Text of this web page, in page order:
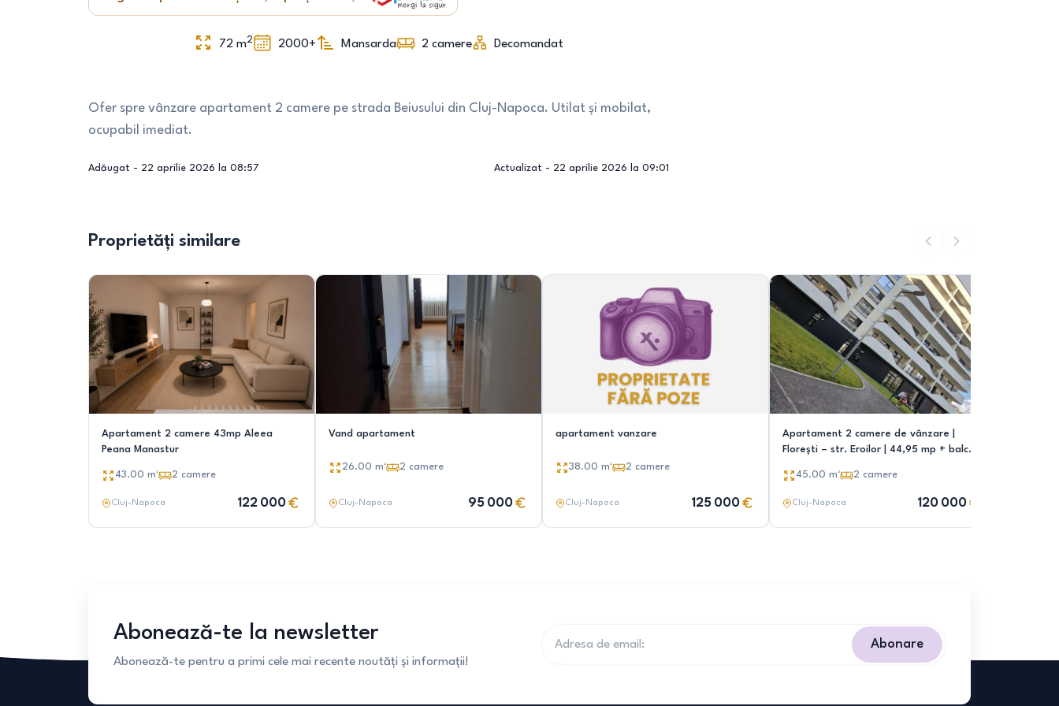
72m2 2000+ Mansarda 2 camere Decomandat
Ofer spre vânzare apartament 2 camere pe strada Beiusului din Cluj-Napoca. Utilat și mobilat,
ocupabil imediat.
Adăugat - 22 aprilie 2026 la 08:57 Actualizat - 22 aprilie 2026 la 09:01
Proprietăți similare
Apartament 2 camere 43mp Aleea
Peana Manastur
43.00 m² 2 camere
Cluj-Napoca 122 000
Vand apartament
26.00 m² 2 camere
Cluj-Napoca 95 000
apartament vanzare
38.00 m² 2 camere
Cluj-Napoca 125 000
Apartament 2 camere de vânzare |
Florești – str. Eroilor | 44,95 mp + balcon
45.00 m² 2 camere
Cluj-Napoca 120 000
Abonează-te la newsletter
Abonează-te pentru a primi cele mai recente noutăți și informații!
Abonare